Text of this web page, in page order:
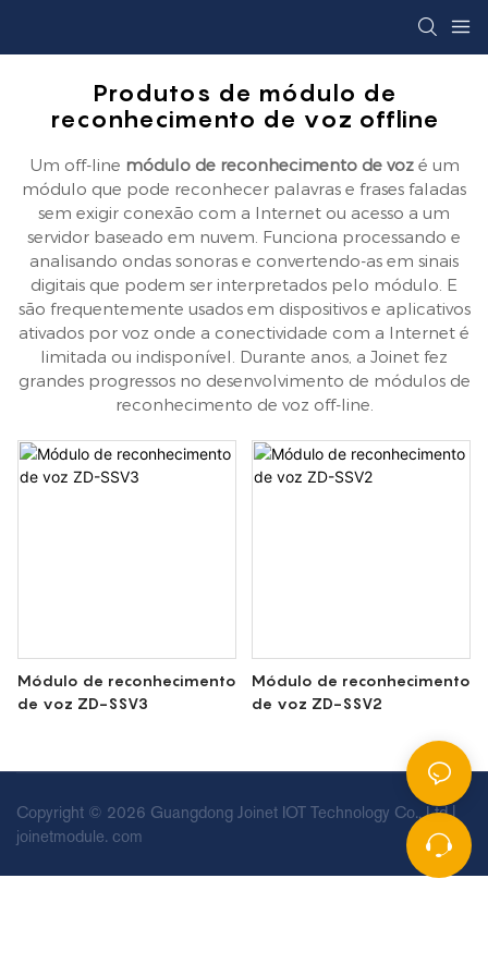
Produtos de módulo de
reconhecimento de voz offline
Um off-line módulo de reconhecimento de voz é um
módulo que pode reconhecer palavras e frases faladas
sem exigir conexão com a Internet ou acesso a um
servidor baseado em nuvem. Funciona processando e
analisando ondas sonoras e convertendo-as em sinais
digitais que podem ser interpretados pelo módulo. E
são frequentemente usados ​​em dispositivos e aplicativos
ativados por voz onde a conectividade com a Internet é
limitada ou indisponível. Durante anos, a Joinet fez
grandes progressos no desenvolvimento de módulos de
reconhecimento de voz off-line.
Módulo de reconhecimento
de voz ZD-SSV3
Módulo de reconhecimento
de voz ZD-SSV2
Copyright © 2026 Guangdong Joinet IOT Technology Co., Ltd |
joinetmodule. com